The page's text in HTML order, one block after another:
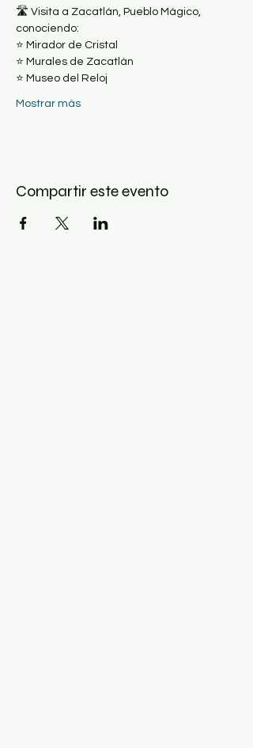
🛣 Visita a Zacatlán, Pueblo Mágico,
conociendo:
⭐️ Mirador de Cristal
⭐️ Murales de Zacatlán
⭐️ Museo del Reloj
Mostrar más
Compartir este evento